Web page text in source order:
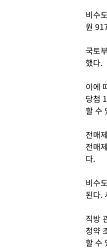
비수
원
국토
했다.
이에
당첨
할 수
전매
전매
다.
비수
된다.
직방
청약
할 수